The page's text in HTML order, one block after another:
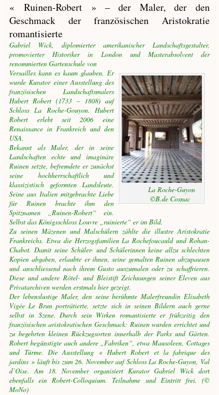
« Ruinen-Robert » – der Maler, der den
Geschmack der französischen Aristokratie
romantisierte
Gabriel Wick, diplomierter amerikanischer Landschaftsgestalter,
promovierter Historiker in London und Masterabsolvent der
renommierten Gartenschule von
La Roche-Guyon
©B.de Cosnac
Versailles kann es kaum glauben. Er
wurde Kurator einer Ausstellung des
französischen Landschaftsmalers
Hubert Robert (1733 – 1808) auf
Schloss La Roche-Gouyon. Hubert
Robert erlebt seit 2006 eine
Renaissance in Frankreich und den
USA.
Bekannt als Maler, der in seine
Landschaften echte und imaginäre
Ruinen setzte, befremdete er zunächst
seine hochherrschaftlich und
klassizistisch geformten Landsleute.
Seine aus Italien mitgebrachte Liebe
für Ruinen brachte ihm den
Spitznamen „Ruinen-Robert“ ein.
Selbst das Königsschloss Louvre „ruinierte“ er im Bild.
Zu seinen Mäzenen und Malschülern zählte die illustre Aristokratie
Frankreichs. Etwa die Herzogsfamilien La Rochefoucauld und Rohan-
Chabot. Damit seine Schüler- und Schülerinnen keine allzu schlechten
Kopien abgaben, erlaubte er ihnen, seine gemalten Ruinen abzupausen
und anschliessend nach ihrem Gusto auszumalen oder zu schaffrieren.
Diese und andere Rötel- und Bleistift Zeichnungen seiner Eleven aus
Privatarchiven werden erstmals hier gezeigt.
Der lebenslustige Maler, den seine berühmte Malerfreundin Elisabeth
Vigée Le Brun porträtierte, setzte sich in seinen Bildern auch gerne
selbst in Szene. Durch sein Wirken romantisierte er frühzeitig den
französischen aristokratischen Geschmack: Ruinen wurden errichtet und
zu begehrten kleinen Rückzugsorten innerhalb der Parks und Gärten.
Robert begünstigte auch andere „Fabriken“, etwa Mausoleen, Cottages
und Türme. Die Ausstellung « Hubert Robert et la fabrique des
jardins » läuft bis zum 26. November auf Schloss La Roche-Guyon, Val
d’Oise. Am 18. November organisiert Kurator Gabriel Wick dort
ebenfalls ein Robert-Colloquium. Teilnahme und Eintritt frei. (©
MoNo)